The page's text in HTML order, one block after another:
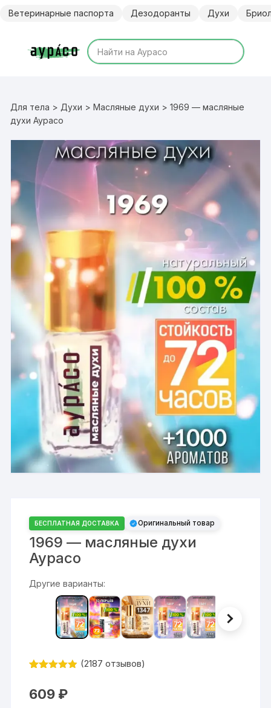
Ветеринарные паспорта Дезодоранты Духи
Для тела > Духи >Масляные духи > 1969 — масляные
духи Аурасо
БЕСПЛАТНАЯ ДОСТАВКА Оригинальный товар
1969 — масляные духи
Аурасо
Другие варианты:
на основе
(2187 отзывов)
609 ₽